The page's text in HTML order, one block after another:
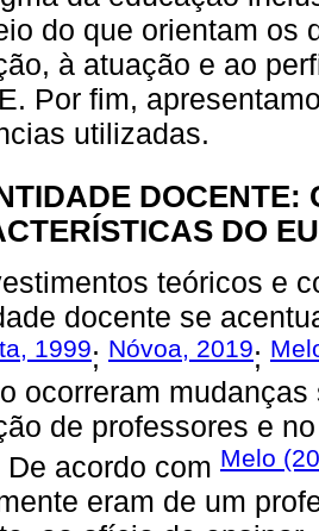
do que orientam os
à atuação e ao
Por fim,
utilizadas.
DOCENTE:
DO
teóricos e
docente se
1999; Nóvoa, 2019;
ocorreram
de professores e
De acordo com Melo
eram de um